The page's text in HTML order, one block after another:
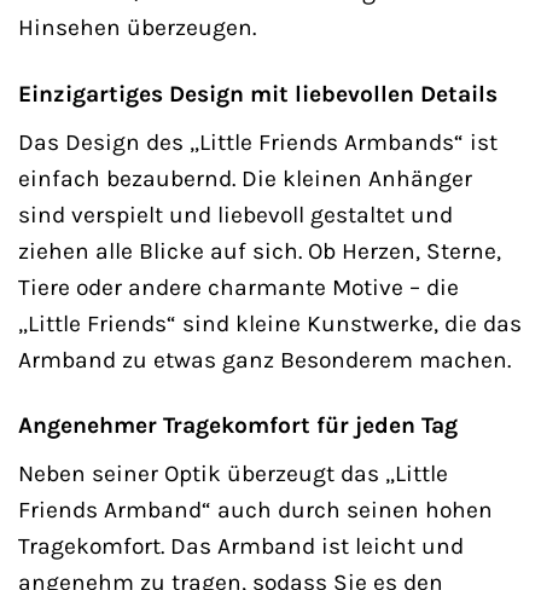
Hinsehen überzeugen.
Einzigartiges Design mit liebevollen Details
Das Design des „Little Friends Armbands“ ist
einfach bezaubernd. Die kleinen Anhänger
sind verspielt und liebevoll gestaltet und
ziehen alle Blicke auf sich. Ob Herzen, Sterne,
Tiere oder andere charmante Motive – die
„Little Friends“ sind kleine Kunstwerke, die das
Armband zu etwas ganz Besonderem machen.
Angenehmer Tragekomfort für jeden Tag
Neben seiner Optik überzeugt das „Little
Friends Armband“ auch durch seinen hohen
Tragekomfort. Das Armband ist leicht und
angenehm zu tragen, sodass Sie es den